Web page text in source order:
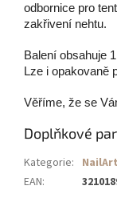
odbornice pro
zakřivení nehtu.
Balení obsahuje
Lze i opakovaně
Věříme, že se
Doplňkové
Kategorie: NailArt
EAN: